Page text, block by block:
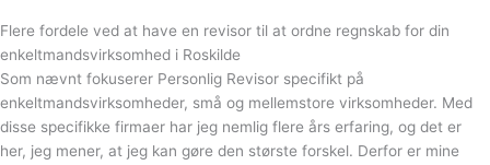
Flere fordele ved at have en revisor til at ordne regnskab for din
enkeltmandsvirksomhed i Roskilde
Som nævnt fokuserer Personlig Revisor specifikt på
enkeltmandsvirksomheder, små og mellemstore virksomheder. Med
disse specifikke firmaer har jeg nemlig flere års erfaring, og det er
her, jeg mener, at jeg kan gøre den største forskel. Derfor er mine